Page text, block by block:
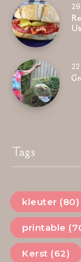
Tags
kleuter (80)
printable
Kerst (62)